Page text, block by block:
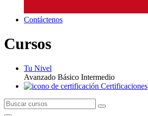
Contáctenos
Cursos
Tu Nivel
Avanzado Básico Intermedio
Certificaciones